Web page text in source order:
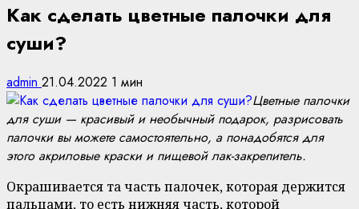
Как сделать цветные палочки для
суши?
admin 21.04.2022 1 мин
Цветные палочки
для суши — красивый и необычный подарок, разрисовать
палочки вы можете самостоятельно, а понадобятся для
этого акриловые краски и пищевой лак-закрепитель.
Окрашивается та часть палочек, которая держится
пальцами, то есть нижняя часть, которой